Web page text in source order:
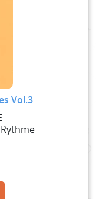
Vol.3